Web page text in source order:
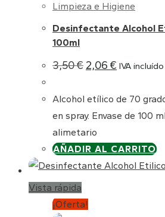
Limpieza e Higiene
Desinfectante Alcohol
100ml
3,50€ El
precio
era:
3,50 €.
2,06 € El
precio
es:
2,06 €.
IVA incluído
Alcohol etílico de 70
en spray. Envase de 100
alimetario
AÑADIR AL CARRITO
Vista rápida
¡Oferta!